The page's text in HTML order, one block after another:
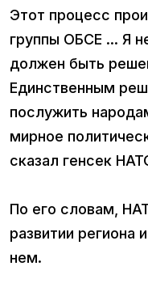
Этот процесс
группы ОБСЕ ... Я
должен быть
Единственным
послужить
мирное
сказал генсек
По его словам,
развитии региона
нем.